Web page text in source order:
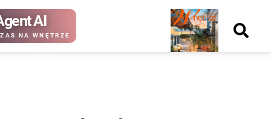
AI
NA WNĘTRZE
Nowy
numer